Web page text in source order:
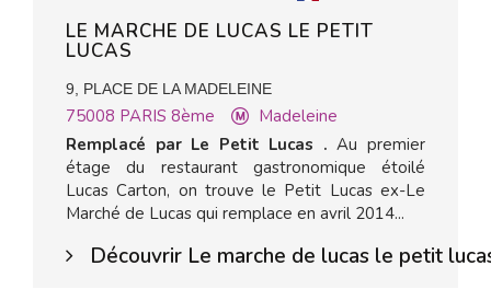
LE MARCHE DE LUCAS LE PETIT
LUCAS
9, PLACE DE LA MADELEINE
75008 PARIS 8ème
Madeleine
Remplacé par Le Petit Lucas . Au premier
étage du restaurant gastronomique étoilé
Lucas Carton, on trouve le Petit Lucas ex-Le
Marché de Lucas qui remplace en avril 2014...
Découvrir Le marche de lucas le petit